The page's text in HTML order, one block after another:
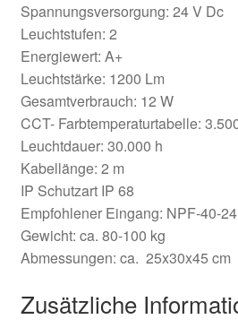
Spannungsversorgung: 24 V Dc
Leuchtstufen: 2
Energiewert: A+
Leuchtstärke: 1200 Lm
Gesamtverbrauch: 12 W
CCT- Farbtemperaturtabelle:
Leuchtdauer: 30.000 h
Kabellänge: 2 m
IP Schutzart IP 68
Empfohlener Eingang: NPF-40-24
Gewicht: ca. 80-100 kg
Abmessungen: ca. 25x30x45 cm
Zusätzliche